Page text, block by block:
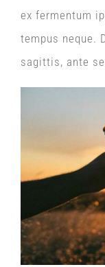
ex fermentum
tempus neque.
sagittis, ante